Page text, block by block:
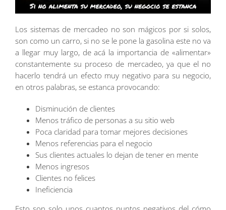
Los sistemas de mercadeo no son mágicos por si solos,
son como un carro, si no se le pone la gasolina este no va
a llegar muy largo, de acá la importancia de «alimentar»
constantemente su proceso de mercadeo, ya que el no
hacerlo tendrá un efecto muy negativo para su negocio,
en otros palabras, se estanca provocando:
Disminución de clientes
Menos tráfico de personas a su sitio web
Poca claridad para tomar mejores decisiones
Menos referencias para el negocio
Sus clientes actuales lo dejan de tener en mente
Menos ingresos
Clientes no felices
Ineficiencia